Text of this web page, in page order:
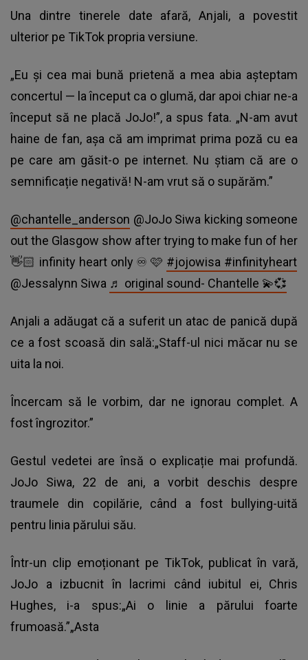
Una dintre tinerele date afară, Anjali, a povestit
ulterior pe TikTok propria versiune.
„Eu și cea mai bună prietenă a mea abia așteptam
concertul — la început ca o glumă, dar apoi chiar ne-a
început să ne placă JoJo!”, a spus fata. „N-am avut
haine de fan, așa că am imprimat prima poză cu ea
pe care am găsit-o pe internet. Nu știam că are o
semnificație negativă! N-am vrut să o supărăm.”
@chantelle_anderson @JoJo Siwa kicking someone
out the Glasgow show after trying to make fun of her
👋🏻 infinity heart only ♾️ 🩷 #jojowisa #infinityheart
@Jessalynn Siwa ♬ original sound- Chantelle 💫💞
Anjali a adăugat că a suferit un atac de panică după
ce a fost scoasă din sală:„Staff-ul nici măcar nu se
uita la noi.
Încercam să le vorbim, dar ne ignorau complet. A
fost îngrozitor.”
Gestul vedetei are însă o explicație mai profundă.
JoJo Siwa, 22 de ani, a vorbit deschis despre
traumele din copilărie, când a fost bullying-uită
pentru linia părului său.
Într-un clip emoționant pe TikTok, publicat în vară,
JoJo a izbucnit în lacrimi când iubitul ei, Chris
Hughes, i-a spus:„Ai o linie a părului foarte
frumoasă.”„Asta